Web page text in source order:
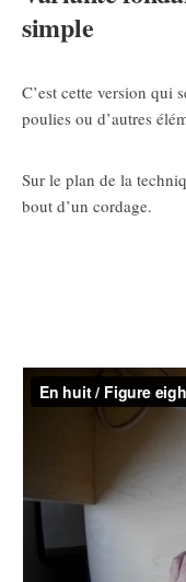
simple
C’est cette version qui
poulies ou d’autres
Sur le plan de la
bout d’un cordage.